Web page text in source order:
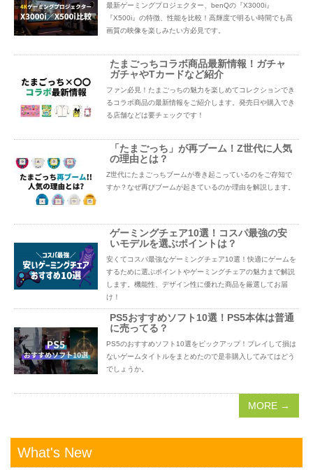
最新ゲーミングプロジェクター、benQの『X3000i』
『X500i』の特徴、性能を比較！高輝度で明るい時間でも高
画質の映像を楽しみたい方必見です。
たまごっちコラボ商品最新情報！ガチャ
ガチャやTカードなど紹介
ファン必見！たまごっちの魅力を楽しめてコレクションでき
るコラボ商品の最新情報をご紹介します。発売日や購入でき
る店舗などは要チェックです！
「たまごっち」が再ブーム！Z世代に人気
の理由とは？
Z世代にたまごっちブームが巻き起こっているのをご存知で
すか？なぜ再びブームが起きているのか理由を解説します。
ゲーミングチェア10選！コスパ最強の安
いモデルを選ぶポイントは？
安くてコスパ最強なゲーミングチェア10選！快適にゲームを
するために選ぶポイントやゲーミングチェアの魅力まで解説
します。機能性、デザイン性に優れた商品を厳選してお届
け！
PS5おすすめソフト10選！PS5本体は普通
に売ってる？
PS5のおすすめソフト10選をピックアップ！プレイして損は
ないゲームタイトルをまとめたので是非購入してみてはどう
でしょうか。
MORE →
What's New